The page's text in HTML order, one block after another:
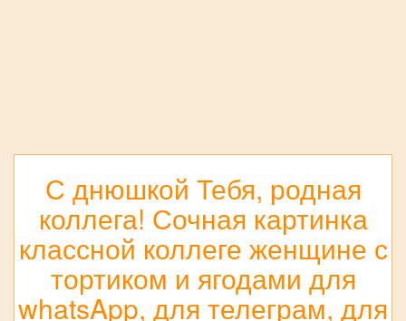
С днюшкой Тебя, родная
коллега! Сочная картинка
классной коллеге женщине с
тортиком и ягодами для
whatsApp, для телеграм, для